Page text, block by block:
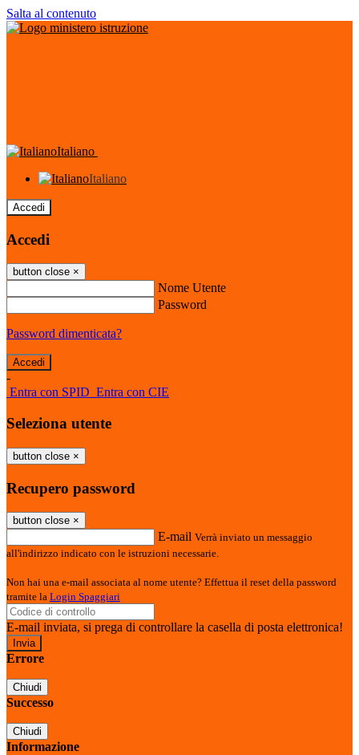
Salta al contenuto
Italiano
Italiano
Accedi
Accedi
button close ×
Nome Utente
Password
Password dimenticata?
-
Entra con SPID Entra con CIE
Seleziona utente
button close ×
Recupero password
button close ×
E-mail Verrà inviato un messaggio
all'indirizzo indicato con le istruzioni necessarie.
Non hai una e-mail associata al nome utente? Effettua il reset della password
tramite la Login Spaggiari
E-mail inviata, si prega di controllare la casella di posta elettronica!
Errore
Chiudi
Successo
Chiudi
Informazione